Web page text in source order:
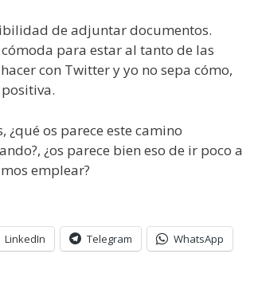
de adjuntar documentos.
para estar al tanto de las
con Twitter y yo no sepa cómo,
os parece este camino
¿os parece bien eso de ir poco a
emplear?
LinkedIn Telegram WhatsApp